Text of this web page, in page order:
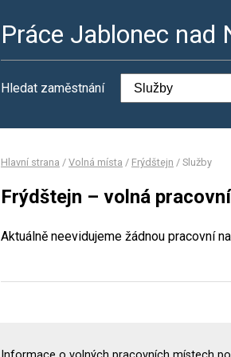
Práce Jablonec nad
Hledat zaměstnání
Hlavní strana / Volná místa / Frýdštejn / Služby
Frýdštejn – volná
Aktuálně neevidujeme žádnou pracovní